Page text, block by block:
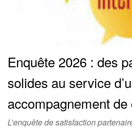
Enquête 2026 : des
solides au service
accompagnement de
L’enquête de satisfaction